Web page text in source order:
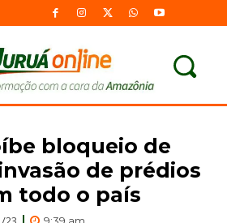
bloqueio de
de prédios
todo o país